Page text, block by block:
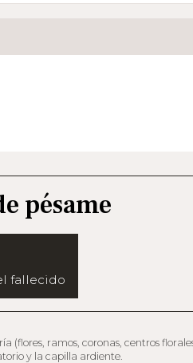
pésame
fallecido
(flores, ramos, coronas, centros
y la capilla ardiente.